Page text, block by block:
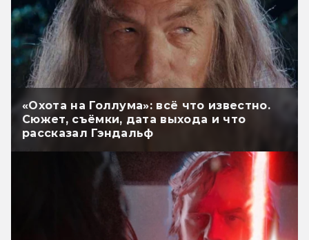
«Охота на Голлума»: всё что известно.
Сюжет, съёмки, дата выхода и что
рассказал Гэндальф